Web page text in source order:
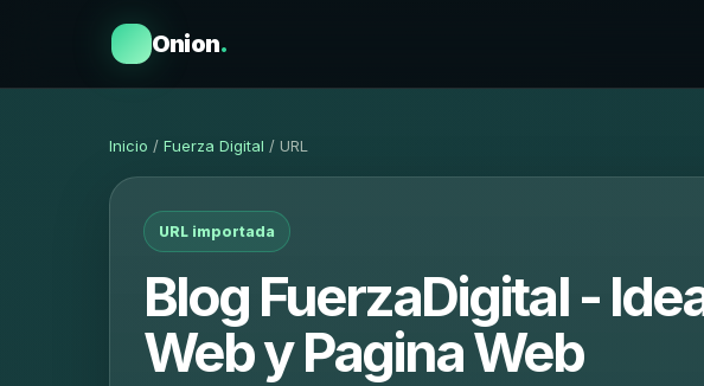
Onion.
Inicio / Fuerza Digital / URL
URL importada
Blog FuerzaDigital -
Web y Pagina Web